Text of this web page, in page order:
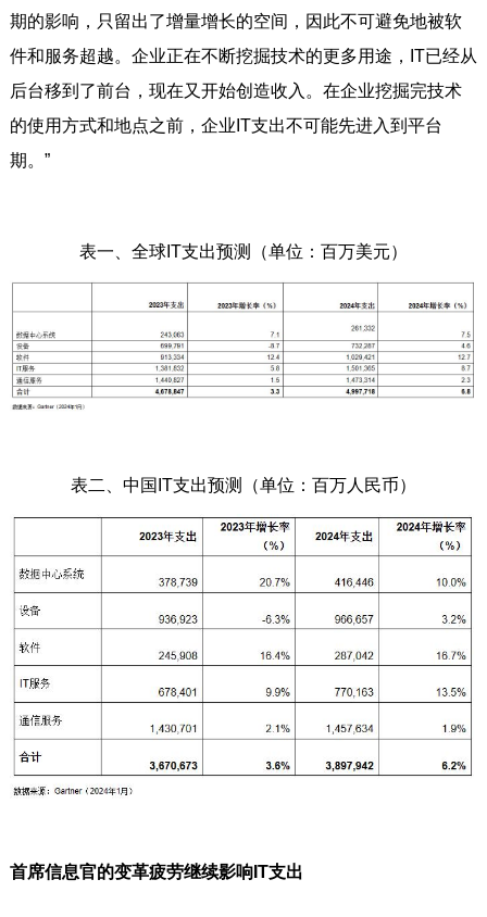
期的影响，只留出了增量增长的空间，因此不可避免地被软
件和服务超越。企业正在不断挖掘技术的更多用途，IT已经从
后台移到了前台，现在又开始创造收入。在企业挖掘完技术
的使用方式和地点之前，企业IT支出不可能先进入到平台
期。”
表一、全球IT支出预测（单位：百万美元）
表二、中国IT支出预测（单位：百万人民币）
首席信息官的变革疲劳继续影响IT支出